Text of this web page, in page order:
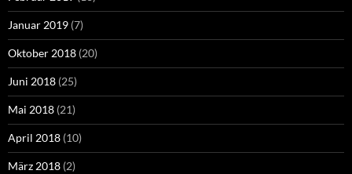
Januar 2019 (7)
Oktober 2018 (20)
Juni 2018 (25)
Mai 2018 (21)
April 2018 (10)
März 2018 (2)